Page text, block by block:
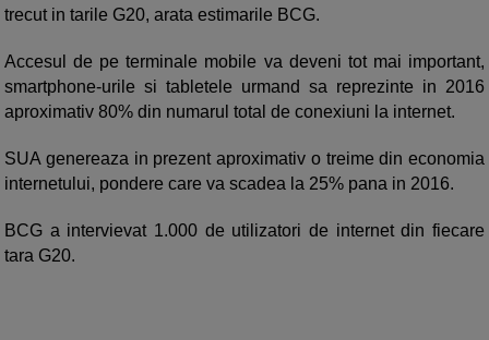
trecut in tarile G20, arata estimarile BCG.
Accesul de pe terminale mobile va deveni tot mai important,
smartphone-urile si tabletele urmand sa reprezinte in 2016
aproximativ 80% din numarul total de conexiuni la internet.
SUA genereaza in prezent aproximativ o treime din economia
internetului, pondere care va scadea la 25% pana in 2016.
BCG a intervievat 1.000 de utilizatori de internet din fiecare
tara G20.